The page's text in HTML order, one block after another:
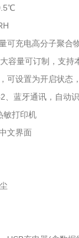
可充电高分子聚
容量可订制，支持
可设置为开启状态
、蓝牙通讯，自动
敏打印机
文界面